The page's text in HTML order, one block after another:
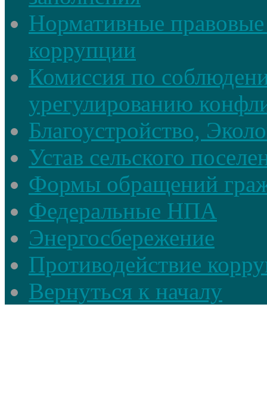
Нормативные
коррупции
Комиссия по
урегулированию
Благоустройство,
Устав сельского
Формы обращений
Федеральные НПА
Энергосбережение
Противодействие
Вернуться к началу